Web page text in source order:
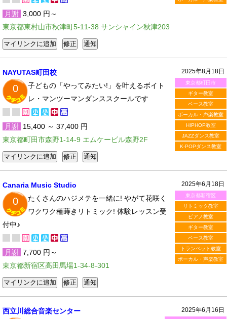
月謝 3,000 円～
東京都東村山市秋津町5-11-38 サンシャイン秋津203
2025年8月18日
東京都町田市
ギター教室
ベース教室
ボーカル・声楽教室
HIPHOP教室
JAZZダンス教室
K-POPダンス教室
NAYUTAS町田校
0
子どもの「やってみたい!」を叶えるボイト
レ・マンツーマンダンススクールです
月謝 15,400 ～ 37,400 円
東京都町田市森野1-14-9 エムケービル森野2F
2025年6月18日
東京都新宿区
リトミック教室
ピアノ教室
ギター教室
ベース教室
トランペット教室
ボーカル・声楽教室
Canaria Music Studio
0
たくさんのハジメテを一緒に! やがて花咲く
ワクワク種蒔きリトミック! 体験レッスン受
付中♪
月謝 7,700 円～
東京都新宿区高田馬場1-34-8-301
2025年6月16日
西立川総合音楽センター